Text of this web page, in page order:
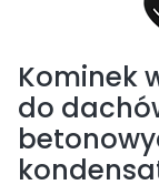
Kominek
do